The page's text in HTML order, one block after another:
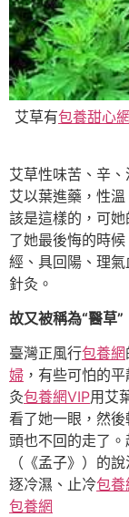
艾草有包養甜心網
艾草性味苦、辛
艾以葉進藥，性
該是這樣的，可
了她最後悔的時
經、具回陽、理
針灸。
故又被稱為“醫草”
臺灣正風行包養網
婦 ，有些可怕的
灸包養網VIP用艾
看了她一眼，然
頭也不回的走了
（《孟子》）的
逐冷濕、止冷包養
包養網